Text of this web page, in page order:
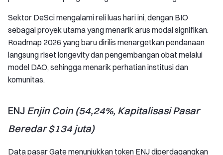
Sektor DeSci mengalami reli luas hari ini, dengan BIO
sebagai proyek utama yang menarik arus modal signifikan.
Roadmap 2026 yang baru dirilis menargetkan pendanaan
langsung riset longevity dan pengembangan obat melalui
model DAO, sehingga menarik perhatian institusi dan
komunitas.
ENJ Enjin Coin (54,24%, Kapitalisasi Pasar
Beredar $134 juta)
Data pasar Gate menunjukkan token ENJ diperdagangkan